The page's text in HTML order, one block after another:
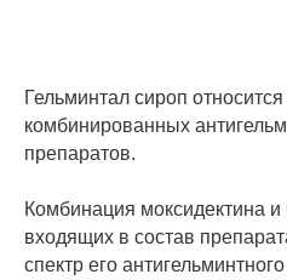
Гельминтал сироп относится
комбинированных
препаратов.
Комбинация моксидектина и
входящих в состав
спектр его